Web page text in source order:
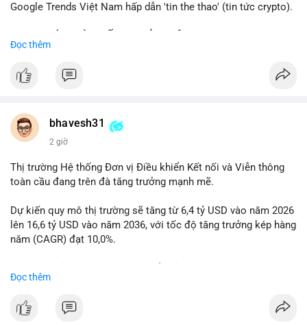
Google Trends Việt Nam hấp dẫn 'tin the thao' (tin tức crypto).
ONDO, CASHCAT. • Chủ đề 'tô thị ty na' (tỷ giá) và 'giao thông'
BTC breakout và lệnh long/short.
định crypto là 'vấn đề lớn' giúp giảm áp lực USD. • Binance hỗ
trợ cổ phiếu Apple/IBM. • Bài đăng hấp dẫn về $HFT, $SKYAI,
💡 NHẬN ĐỊNH & KHUYẾN NGHỊ: Tâm lý thị trường đang phân
coin (PENGU, CASHCAT) và tin cậy từ các dự án lớn (BTC,
SOL). Rủi ro tăng nếu không có thông tin rõ ràng về quy định.
Đọc thêm
bhavesh31
2 giờ
Thị trường Hệ thống Đơn vị Điều khiển Kết nối và Viễn thông
toàn cầu đang trên đà tăng trưởng mạnh mẽ.
Dự kiến quy mô thị trường sẽ tăng từ 6,4 tỷ USD vào năm 2026
lên 16,6 tỷ USD vào năm 2036, với tốc độ tăng trưởng kép hàng
năm (CAGR) đạt 10,0%.
trong các lĩnh vực ô tô, logistics và thiết bị thông minh.
Doanh nghiệp cần theo dõi xu hướng này để nắm bắt cơ hội
Đọc thêm